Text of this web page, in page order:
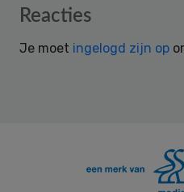
Reader
Reacties
Je moet ingelogd zijn op